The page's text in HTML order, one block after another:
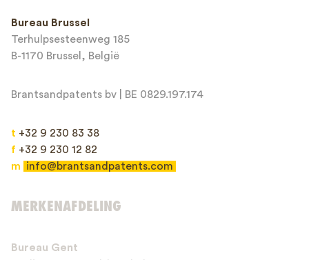
Bericht*
This site is protected by reCAPTCHA and the Google
Bureau Brussel
Terhulpsesteenweg 185
B-1170 Brussel, België
Brantsandpatents bv | BE 0829.197.174
t +32 9 230 83 38
f +32 9 230 12 82
m
info@brantsandpatents.com
MERKENAFDELING
Bureau Gent